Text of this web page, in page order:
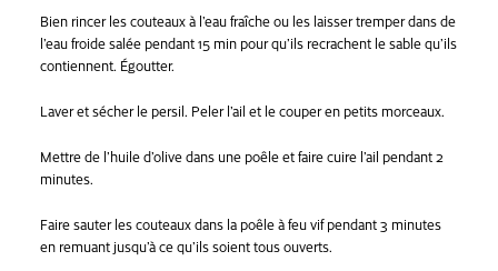
Bien rincer les couteaux à l’eau fraîche ou les laisser tremper dans de
l’eau froide salée pendant 15 min pour qu’ils recrachent le sable qu’ils
contiennent. Égoutter.
Laver et sécher le persil. Peler l’ail et le couper en petits morceaux.
Mettre de l’huile d’olive dans une poêle et faire cuire l’ail pendant 2
minutes.
Faire sauter les couteaux dans la poêle à feu vif pendant 3 minutes
en remuant jusqu’à ce qu’ils soient tous ouverts.